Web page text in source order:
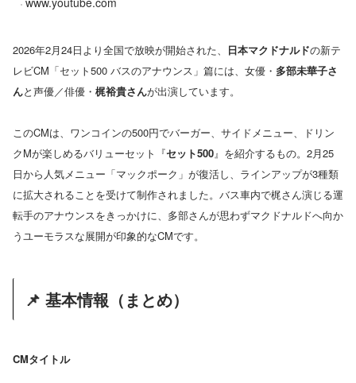
2026年2月24日より全国で放映が開始された、 日本マクドナルドの新テ
レビCM「セット500 バスのアナウンス」篇には、女優・ 多部未華子さ
んと声優／俳優・ 梶裕貴さんが出演しています。
このCMは、ワンコインの500円でバーガー、サイドメニュー、ドリン
クMが楽しめるバリューセット『セット500』を紹介するもの。2月25
日から人気メニュー「マックポーク」が復活し、ラインアップが3種類
に拡大されることを受けて制作されました。バス車内で梶さん演じる運
転手のアナウンスをきっかけに、多部さんが思わずマクドナルドへ向か
うユーモラスな展開が印象的なCMです。
📌 基本情報（まとめ）
CMタイトル